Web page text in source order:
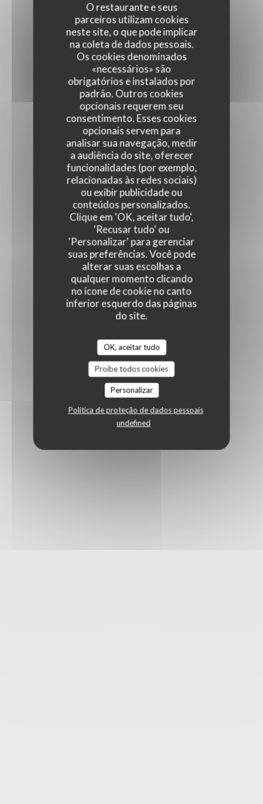
O restaurante e seus
parceiros utilizam cookies
neste site, o que pode implicar
na coleta de dados pessoais.
Os cookies denominados
«necessários» são
obrigatórios e instalados por
padrão. Outros cookies
opcionais requerem seu
consentimento. Esses cookies
opcionais servem para
analisar sua navegação, medir
a audiência do site, oferecer
funcionalidades (por exemplo,
relacionadas às redes sociais)
ou exibir publicidade ou
conteúdos personalizados.
Clique em 'OK, aceitar tudo',
'Recusar tudo' ou
'Personalizar' para gerenciar
suas preferências. Você pode
alterar suas escolhas a
qualquer momento clicando
no ícone de cookie no canto
inferior esquerdo das páginas
do site.
OK, aceitar tudo
Proíbe todos cookies
Personalizar
Política de proteção de dados pessoais
undefined